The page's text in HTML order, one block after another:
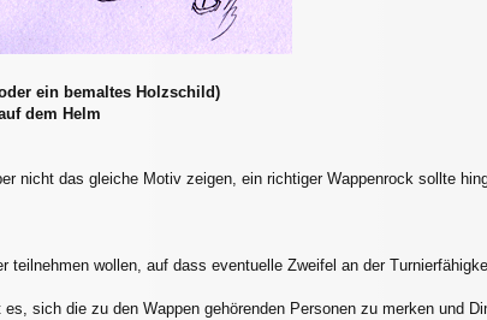
ein bemaltes Holzschild)
dem Helm
nicht das gleiche Motiv zeigen, ein richtiger Wappenrock sollte
wollen, auf dass eventuelle Zweifel an der
sich die zu den Wappen gehörenden Personen zu merken und